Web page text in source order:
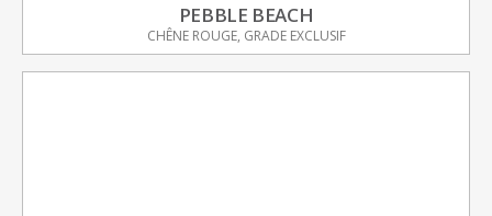
PEBBLE BEACH
CHÊNE ROUGE, GRADE EXCLUSIF